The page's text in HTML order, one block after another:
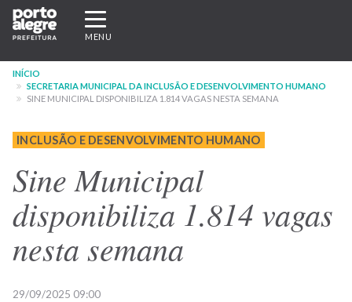
Pular
para
conteúdo
principal
Expandir/recolher
navegação
MENU
INÍCIO
SECRETARIA MUNICIPAL DA INCLUSÃO E DESENVOLVIMENTO HUMANO
SINE MUNICIPAL DISPONIBILIZA 1.814 VAGAS NESTA SEMANA
INCLUSÃO E DESENVOLVIMENTO HUMANO
Sine Municipal
disponibiliza 1.814 vagas
nesta semana
29/09/2025 09:00